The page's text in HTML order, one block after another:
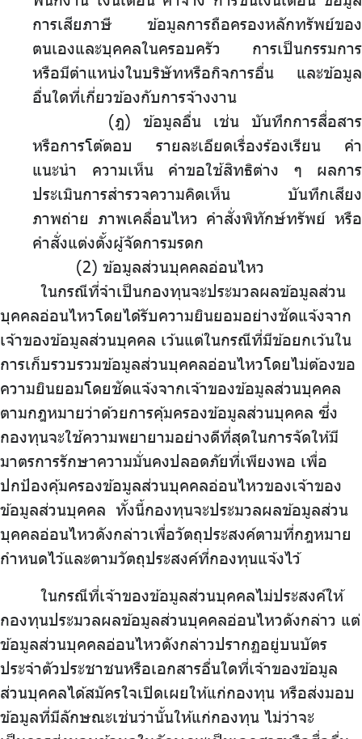
การเสียภาษี ข้อมูลการถือครองหลักทรัพย์ของ
ตนเองและบุคคลในครอบครัว การเป็นกรรมการ
หรือมีตำแหน่งในบริษัทหรือกิจการอื่น และข้อมูล
อื่นใดที่เกี่ยวข้องกับการจ้างงาน
(ฎ) ข้อมูลอื่น เช่น บันทึกการสื่อสาร
หรือการโต้ตอบ รายละเอียดเรื่องร้องเรียน คำ
แนะนำ ความเห็น คำขอใช้สิทธิต่าง ๆ ผลการ
ประเมินการสำรวจความคิดเห็น บันทึกเสียง
ภาพถ่าย ภาพเคลื่อนไหว คำสั่งพิทักษ์ทรัพย์ หรือ
คำสั่งแต่งตั้งผู้จัดการมรดก
.ข้อมูลส่วนบุคคลอ่อนไหว
ในกรณีที่จำเป็นกองทุนจะประมวลผลข้อมูลส่วน
บุคคลอ่อนไหวโดยได้รับความยินยอมอย่างชัดแจ้งจาก
เจ้าของข้อมูลส่วนบุคคล เว้นแต่ในกรณีที่มีข้อยกเว้นใน
การเก็บรวบรวมข้อมูลส่วนบุคคลอ่อนไหวโดยไม่ต้องขอ
ความยินยอมโดยชัดแจ้งจากเจ้าของข้อมูลส่วนบุคคล
ตามกฎหมายว่าด้วยการคุ้มครองข้อมูลส่วนบุคคล ซึ่ง
กองทุนจะใช้ความพยายามอย่างดีที่สุดในการจัดให้มี
มาตรการรักษาความมั่นคงปลอดภัยที่เพียงพอ เพื่อ
ปกป้องคุ้มครองข้อมูลส่วนบุคคลอ่อนไหวของเจ้าของ
ข้อมูลส่วนบุคคล ทั้งนี้กองทุนจะประมวลผลข้อมูลส่วน
บุคคลอ่อนไหวดังกล่าวเพื่อวัตถุประสงค์ตามที่กฎหมาย
กำหนดไว้และตามวัตถุประสงค์ที่กองทุนแจ้งไว้
ในกรณีที่เจ้าของข้อมูลส่วนบุคคลไม่ประสงค์ให้
กองทุนประมวลผลข้อมูลส่วนบุคคลอ่อนไหวดังกล่าว แต่
ข้อมูลส่วนบุคคลอ่อนไหวดังกล่าวปรากฏอยู่บนบัตร
ประจำตัวประชาชนหรือเอกสารอื่นใดที่เจ้าของข้อมูล
ส่วนบุคคลได้สมัครใจเปิดเผยให้แก่กองทุน หรือส่งมอบ
ข้อมูลที่มีลักษณะเช่นว่านั้นให้แก่กองทุน ไม่ว่าจะ